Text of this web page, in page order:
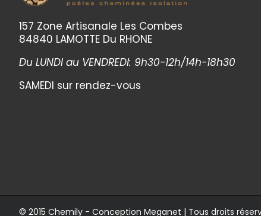
157 Zone Artisanale Les Combes
84840 LAMOTTE Du RHONE
Du LUNDI au VENDREDI: 9h30-12h/14h-18h30
SAMEDI sur rendez-vous
© 2015 Chemily - Conception Meganet | Tous droits